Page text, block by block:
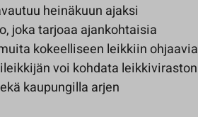
heinäkuun ajaksi
joka tarjoaa ajankohtaisia
kokeelliseen leikkiin ohjaavia
voi kohdata leikkiviraston
kaupungilla arjen